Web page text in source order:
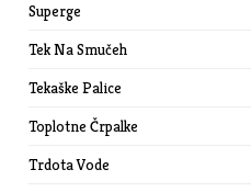
Superge
Tek Na Smučeh
Tekaške Palice
Toplotne Črpalke
Trdota Vode